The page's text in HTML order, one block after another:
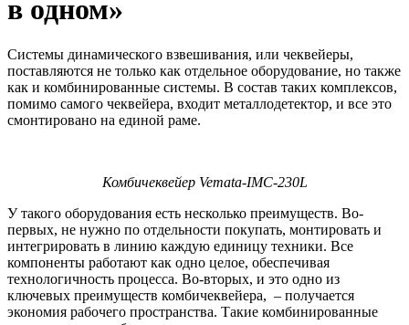
в одном»
Системы динамического взвешивания, или чеквейеры,
поставляются не только как отдельное оборудование, но также
как и комбинированные системы. В состав таких комплексов,
помимо самого чеквейера, входит металлодетектор, и все это
смонтировано на единой раме.
Комбичеквейер Vemata-IMC-230L
У такого оборудования есть несколько преимуществ. Во-
первых, не нужно по отдельности покупать, монтировать и
интегрировать в линию каждую единицу техники. Все
компоненты работают как одно целое, обеспечивая
технологичность процесса. Во-вторых, и это одно из
ключевых преимуществ комбичеквейера, – получается
экономия рабочего пространства. Такие комбинированные